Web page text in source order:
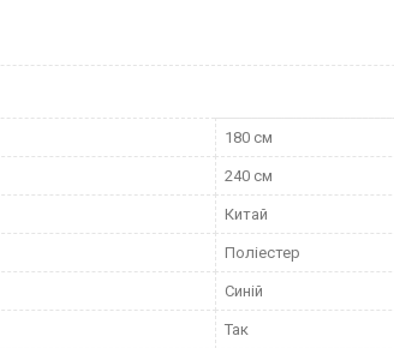
180 см
240 см
Китай
Поліестер
Синій
Так